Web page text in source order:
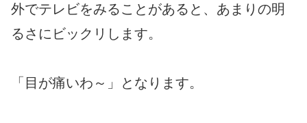
外でテレビをみることがあると、あまりの明
るさにビックリします。
「目が痛いわ～」となります。